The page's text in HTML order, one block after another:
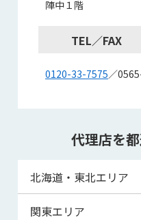
陣中１階
TEL／FAX
0120-33-7575／
代理店を
北海道・東北エリア
北海道
関東エリア